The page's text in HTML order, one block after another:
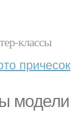
классы
причесок